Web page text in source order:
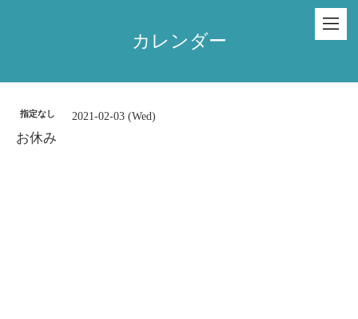
カレンダー
指定なし 2021-02-03 (Wed)
お休み